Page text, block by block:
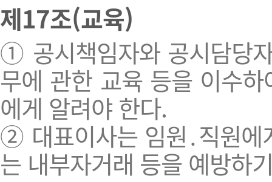
제17조(교육)
① 공시책임자와 공시담당
무에 관한 교육 등을 이수
에게 알려야 한다.
② 대표이사는 임원․직원에
는 내부자거래 등을 예방하